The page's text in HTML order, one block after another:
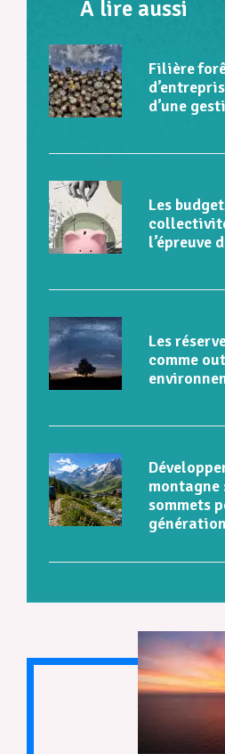
À lire aussi
Filière
d’une
Les
l’épreuve
Les
comme
montagne
sommets